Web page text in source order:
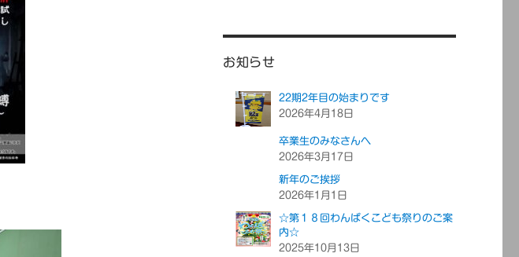
お知らせ
22期2年目の始まりです
2026年4月18日
卒業生のみなさんへ
2026年3月17日
新年のご挨拶
2026年1月1日
☆第１８回わんぱくこども祭りのご案
内☆
2025年10月13日